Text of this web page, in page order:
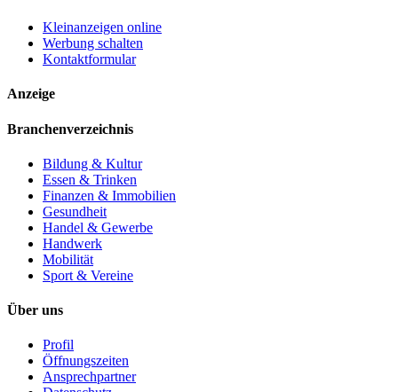
Kleinanzeigen online
Werbung schalten
Kontaktformular
Anzeige
Branchenverzeichnis
Bildung & Kultur
Essen & Trinken
Finanzen & Immobilien
Gesundheit
Handel & Gewerbe
Handwerk
Mobilität
Sport & Vereine
Über uns
Profil
Öffnungszeiten
Ansprechpartner